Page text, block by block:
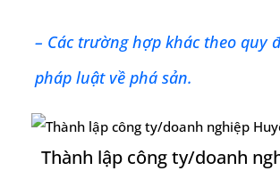
– Các trường hợp khác theo quy
pháp luật về phá sản.
Thành lập công ty/doanh